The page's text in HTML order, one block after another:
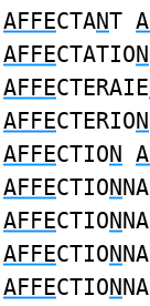
AFFECTANT
AFFECTATION
AFFECTERAIE
AFFECTERION
AFFECTION
AFFECTION
AFFECTION
AFFECTION
AFFECTION